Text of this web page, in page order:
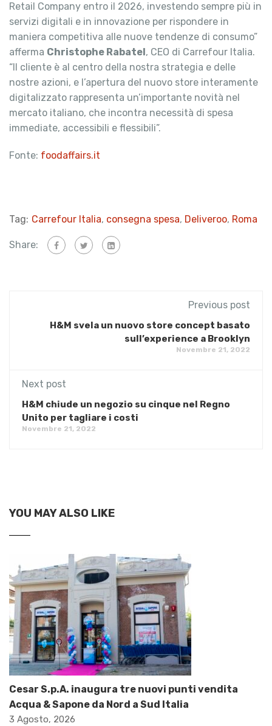
Retail Company entro il 2026, investendo sempre più in
servizi digitali e in innovazione per rispondere in
maniera competitiva alle nuove tendenze di consumo”
afferma Christophe Rabatel , CEO di Carrefour Italia.
“Il cliente è al centro della nostra strategia e delle
nostre azioni, e l’apertura del nuovo store interamente
digitalizzato rappresenta un’importante novità nel
mercato italiano, che incontra necessità di spesa
immediate, accessibili e flessibili”.
Fonte: foodaffairs.it
Tag: Carrefour Italia, consegna spesa, Deliveroo, Roma
Share:
Previous post
H&M svela un nuovo store concept basato
sull’experience a Brooklyn
Novembre 21, 2022
Next post
H&M chiude un negozio su cinque nel Regno
Unito per tagliare i costi
Novembre 21, 2022
YOU MAY ALSO LIKE
Cesar S.p.A. inaugura tre nuovi punti vendita
Acqua & Sapone da Nord a Sud Italia
3 Agosto, 2026